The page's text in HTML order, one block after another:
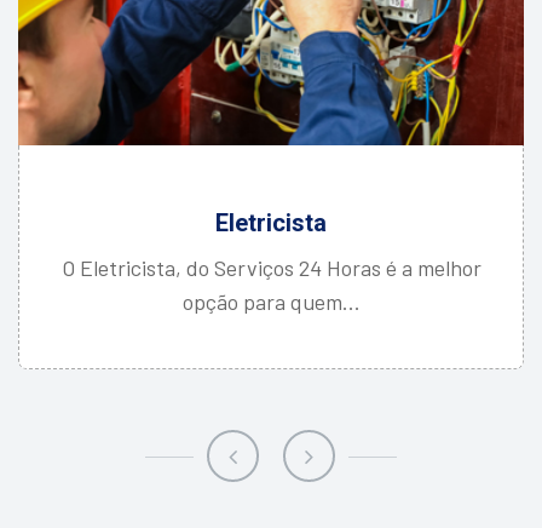
Eletricista
O Eletricista, do Serviços 24 Horas é a melhor
opção para quem...